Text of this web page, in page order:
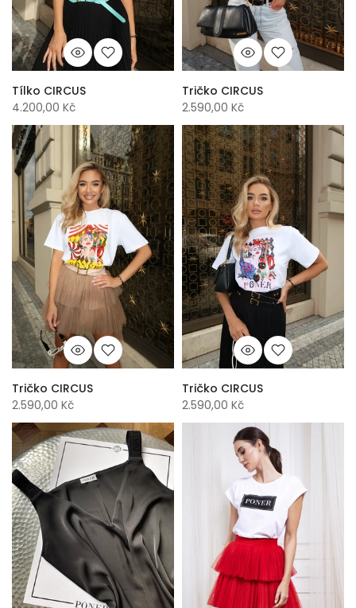
Tílko CIRCUS
4.200,00 Kč
Tričko CIRCUS
2.590,00 Kč
Tričko CIRCUS
2.590,00 Kč
Tričko CIRCUS
2.590,00 Kč